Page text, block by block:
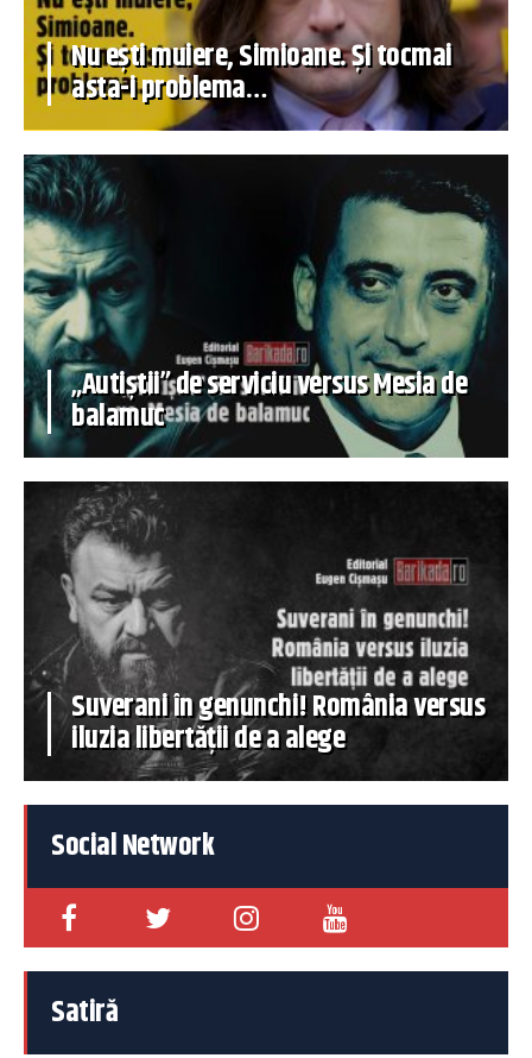
Nu ești muiere, Simioane. Și tocmai
asta-i problema…
„Autiștii” de serviciu versus Mesia de
balamuc
Suverani în genunchi! România versus
iluzia libertății de a alege
Social Network
Satiră